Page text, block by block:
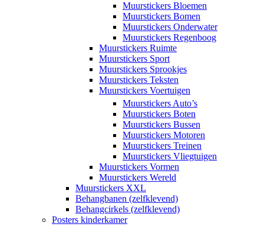
Muurstickers Bloemen
Muurstickers Bomen
Muurstickers Onderwater
Muurstickers Regenboog
Muurstickers Ruimte
Muurstickers Sport
Muurstickers Sprookjes
Muurstickers Teksten
Muurstickers Voertuigen
Muurstickers Auto’s
Muurstickers Boten
Muurstickers Bussen
Muurstickers Motoren
Muurstickers Treinen
Muurstickers Vliegtuigen
Muurstickers Vormen
Muurstickers Wereld
Muurstickers XXL
Behangbanen (zelfklevend)
Behangcirkels (zelfklevend)
Posters kinderkamer